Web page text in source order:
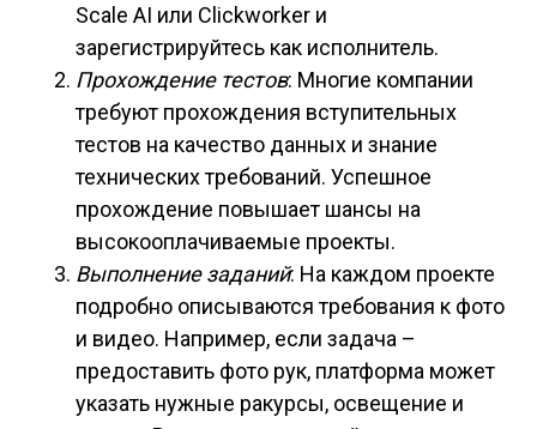
Scale AI или Clickworker и
зарегистрируйтесь как исполнитель.
Прохождение тестов: Многие компании
требуют прохождения вступительных
тестов на качество данных и знание
технических требований. Успешное
прохождение повышает шансы на
высокооплачиваемые проекты.
Выполнение заданий: На каждом проекте
подробно описываются требования к фото
и видео. Например, если задача –
предоставить фото рук, платформа может
указать нужные ракурсы, освещение и